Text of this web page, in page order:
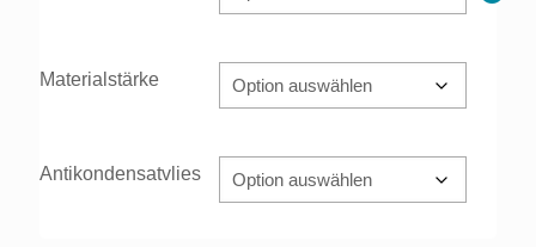
Materialstärke
Antikondensatvlies